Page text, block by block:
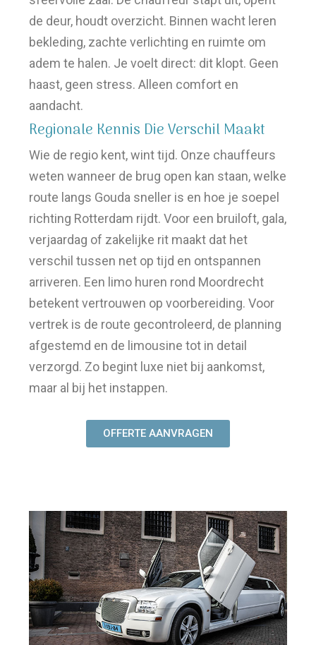
de deur, houdt overzicht. Binnen wacht leren
bekleding, zachte verlichting en ruimte om
adem te halen. Je voelt direct: dit klopt. Geen
haast, geen stress. Alleen comfort en
aandacht.
Regionale Kennis Die Verschil Maakt
Wie de regio kent, wint tijd. Onze chauffeurs
weten wanneer de brug open kan staan, welke
route langs Gouda sneller is en hoe je soepel
richting Rotterdam rijdt. Voor een bruiloft, gala,
verjaardag of zakelijke rit maakt dat het
verschil tussen net op tijd en ontspannen
arriveren. Een limo huren rond Moordrecht
betekent vertrouwen op voorbereiding. Voor
vertrek is de route gecontroleerd, de planning
afgestemd en de limousine tot in detail
verzorgd. Zo begint luxe niet bij aankomst,
maar al bij het instappen.
OFFERTE AANVRAGEN